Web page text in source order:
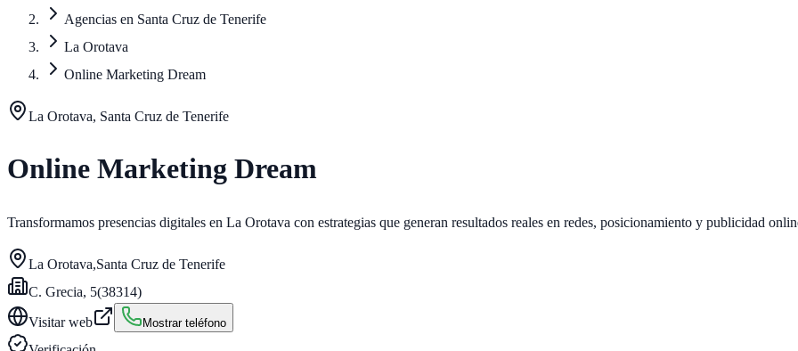
Agencias en Santa Cruz de Tenerife
La Orotava
Online Marketing Dream
La Orotava, Santa Cruz de Tenerife
Online Marketing Dream
Transformamos presencias digitales en La Orotava con estrategias que generan resultados reales en redes, posicionamiento y publicidad
La Orotava,Santa Cruz de Tenerife
C. Grecia, 5(38314)
Visitar web
Mostrar teléfono